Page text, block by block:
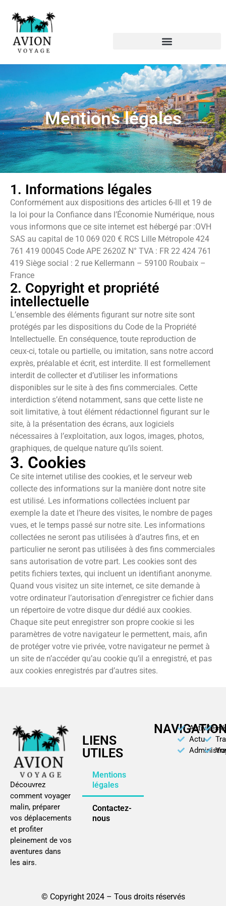
Mentions légales
1. Informations légales
Conformément aux dispositions des articles 6-III et 19 de
la loi pour la Confiance dans l’Économie Numérique, nous
vous informons que ce site internet est hébergé par :OVH
SAS au capital de 10 069 020 € RCS Lille Métropole 424
761 419 00045 Code APE 2620Z N° TVA : FR 22 424 761
419 Siège social : 2 rue Kellermann – 59100 Roubaix –
France
2. Copyright et propriété
intellectuelle
L’ensemble des éléments figurant sur notre site sont
protégés par les dispositions du Code de la Propriété
Intellectuelle. En conséquence, toute reproduction de
ceux-ci, totale ou partielle, ou imitation, sans notre accord
exprès, préalable et écrit, est interdite. Il est formellement
interdit de collecter et d’utiliser les informations
disponibles sur le site à des fins commerciales. Cette
interdiction s’étend notamment, sans que cette liste ne
soit limitative, à tout élément rédactionnel figurant sur le
site, à la présentation des écrans, aux logiciels
nécessaires à l’exploitation, aux logos, images, photos,
graphiques, de quelque nature qu’ils soient.
3. Cookies
Ce site internet utilise des cookies, et le serveur web
collecte des informations sur la manière dont notre site
est utilisé. Les informations collectées incluent par
exemple la date et l’heure des visites, le nombre de pages
vues, et le temps passé sur notre site. Les informations
collectées ne seront pas utilisées à d’autres fins, et en
particulier ne seront pas utilisées à des fins commerciales
sans autorisation de votre part. Les cookies sont des
petits fichiers textes, qui incluent un identifiant anonyme.
Quand vous visitez un site internet, ce site demande à
votre ordinateur l’autorisation d’enregistrer ce fichier dans
un répertoire de votre disque dur dédié aux cookies.
Chaque site peut enregistrer son propre cookie si les
paramètres de votre navigateur le permettent, mais, afin
de protéger votre vie privée, votre navigateur ne permet à
un site de n’accéder qu’au cookie qu’il a enregistré, et pas
aux cookies enregistrés par d’autres sites.
Découvrez
comment voyager
malin, préparer
vos déplacements
et profiter
pleinement de vos
aventures dans
les airs.
LIENS
UTILES
Mentions
légales
Contactez-
nous
Activités
Actu
© Copyright 2024 – Tous droits réservés